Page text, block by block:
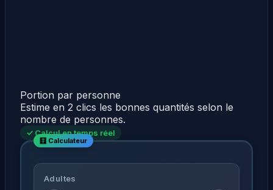
Portion par personne
Estime en 2 clics les bonnes quantités selon le
nombre de personnes.
✓ Calcul en temps réel
Adultes